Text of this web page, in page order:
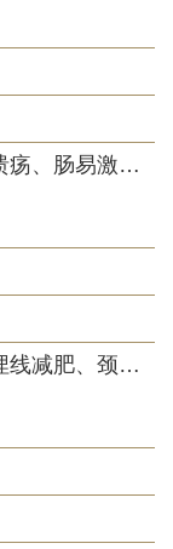
胃炎、肠炎、消化道溃疡、肠易激综合征、便秘等急慢性胃肠病，病毒性肝炎、肝硬化、腹水、上消化道出血、肝癌等急慢性肝病，胆囊炎、胆结石、胆息肉等胆系疾病、胰腺炎、功能性便秘等消化系统疾病的诊断及中西医结合治疗。
带状疱疹及后遗症、埋线减肥、颈肩腰腿痛、老年性退行性病变、肌肉萎缩